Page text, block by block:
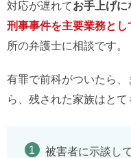
対応が遅れてお手上げに
刑事事件を主要業務と
所の弁護士に相談です。
有罪で前科がついたら
ら、残された家族はとて
被害者に示談し